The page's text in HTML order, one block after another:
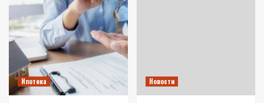
Ипотека Новости